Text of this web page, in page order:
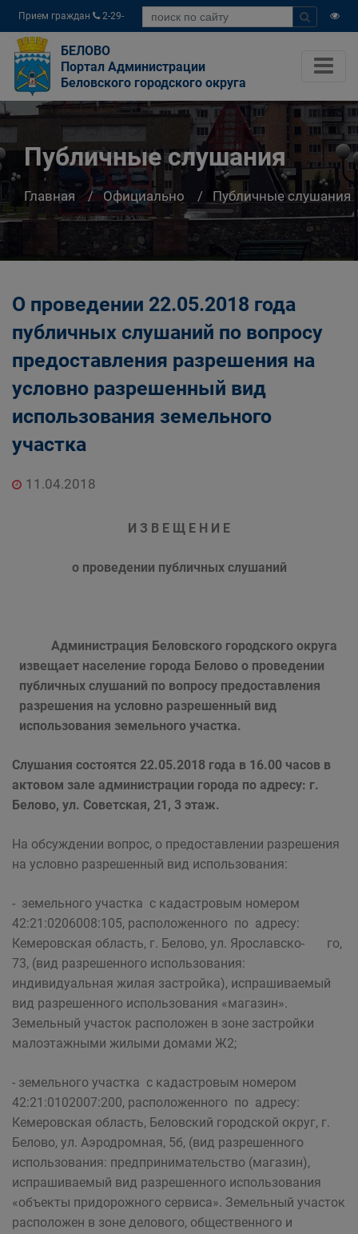
Прием граждан
2-29-
04
БЕЛОВО
Портал Администрации
Беловского городского округа
Публичные слушания
Главная Официально Публичные слушания
О проведении 22.05.2018 года
публичных слушаний по вопросу
предоставления разрешения на
условно разрешенный вид
использования земельного
участка
11.04.2018
И З В Е Щ Е Н И Е
о проведении публичных слушаний
Администрация Беловского городского округа
извещает население города Белово о проведении
публичных слушаний по вопросу предоставления
разрешения на условно разрешенный вид
использования земельного участка.
Слушания состоятся 22.05.2018 года в 16.00 часов в
актовом зале администрации города по адресу: г.
Белово, ул. Советская, 21, 3 этаж.
На обсуждении вопрос, о предоставлении разрешения
на условно разрешенный вид использования:
- земельного участка с кадастровым номером
42:21:0206008:105, расположенного по адресу:
Кемеровская область, г. Белово, ул. Ярославско- го,
73, (вид разрешенного использования:
индивидуальная жилая застройка), испрашиваемый
вид разрешенного использования «магазин».
Земельный участок расположен в зоне застройки
малоэтажными жилыми домами Ж2;
- земельного участка с кадастровым номером
42:21:0102007:200, расположенного по адресу:
Кемеровская область, Беловский городской округ, г.
Белово, ул. Аэродромная, 5б, (вид разрешенного
использования: предпринимательство (магазин),
испрашиваемый вид разрешенного использования
«объекты придорожного сервиса». Земельный участок
расположен в зоне делового, общественного и